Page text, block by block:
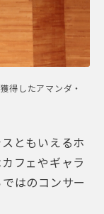
得したアマンダ・
ともいえるホ
フェやギャラ
はのコンサー